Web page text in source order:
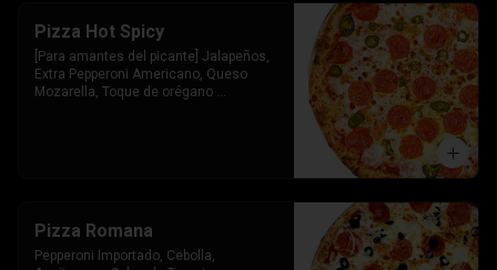
Pizza Hot Spicy
[Para amantes del picante] Jalapeños,
Extra Pepperoni Americano, Queso
Mozarella, Toque de orégano
Pizza Romana
Pepperoni Importado, Cebolla,